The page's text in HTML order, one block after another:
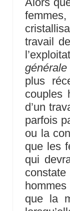
travail
plus
couples
d’un
parfois
ou la
que les
qui
que la